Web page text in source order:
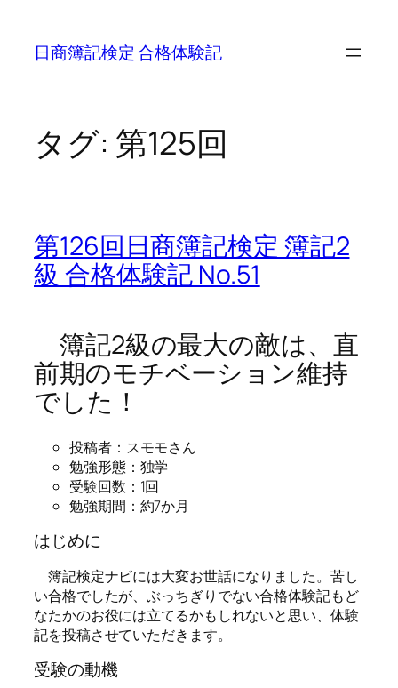
日商簿記検定 合格体験記
タグ: 第125回
第126回日商簿記検定 簿記2
級 合格体験記 No.51
簿記2級の最大の敵は、直
前期のモチベーション維持
でした！
投稿者：スモモさん
勉強形態：独学
受験回数：1回
勉強期間：約7か月
はじめに
簿記検定ナビには大変お世話になりました。苦し
い合格でしたが、ぶっちぎりでない合格体験記もど
なたかのお役には立てるかもしれないと思い、体験
記を投稿させていただきます。
受験の動機